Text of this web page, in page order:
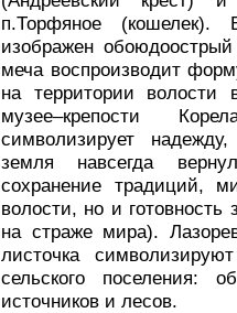
п.Торфяное
изображен
меча воспроизводит
на территории волости
музее–крепости
символизирует
земля навсегда
сохранение традиций,
волости, но и
на страже мира).
листочка
сельского поселения:
источников и лесов.